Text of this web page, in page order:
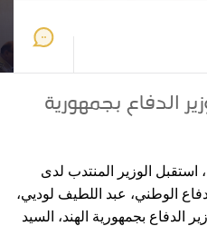
الدفاع بجمهورية
استقبل الوزير المنتدب لدى
الوطني، عبد اللطيف لوديي،
الدفاع بجمهورية الهند، السيد